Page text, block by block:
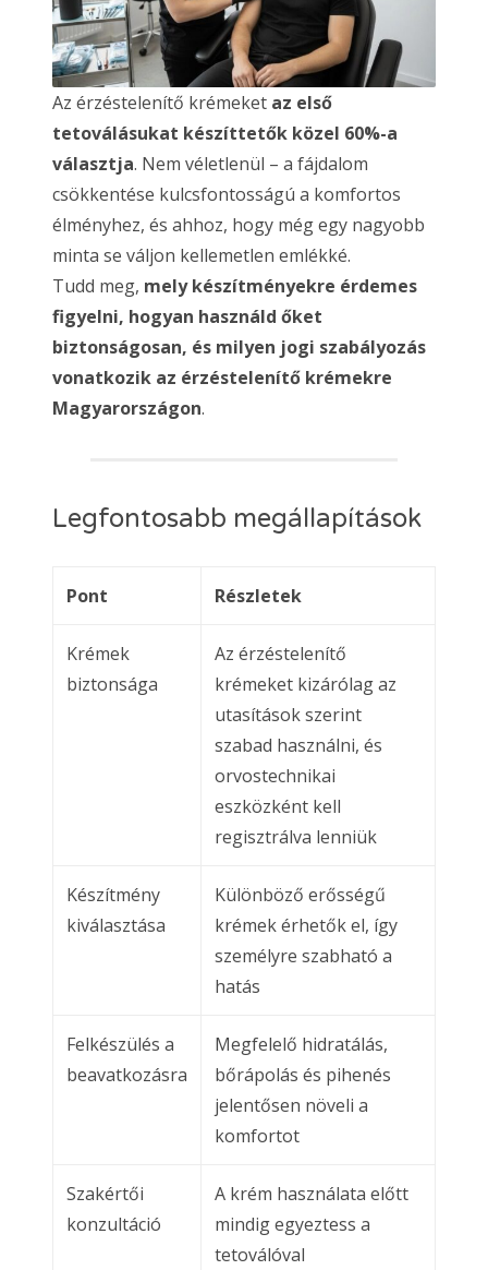
Az érzéstelenítő krémeket az első
tetoválásukat készíttetők közel 60%-a
választja. Nem véletlenül – a fájdalom
csökkentése kulcsfontosságú a komfortos
élményhez, és ahhoz, hogy még egy nagyobb
minta se váljon kellemetlen emlékké.
Tudd meg, mely készítményekre érdemes
figyelni, hogyan használd őket
biztonságosan, és milyen jogi szabályozás
vonatkozik az érzéstelenítő krémekre
Magyarországon.
Legfontosabb megállapítások
Pont Részletek
Krémek
biztonsága
Az érzéstelenítő
krémeket kizárólag az
utasítások szerint
szabad használni, és
orvostechnikai
eszközként kell
regisztrálva lenniük
Készítmény
kiválasztása
Különböző erősségű
krémek érhetők el, így
személyre szabható a
hatás
Felkészülés a
beavatkozásra
Megfelelő hidratálás,
bőrápolás és pihenés
jelentősen növeli a
komfortot
Szakértői
konzultáció
A krém használata előtt
mindig egyeztess a
tetoválóval